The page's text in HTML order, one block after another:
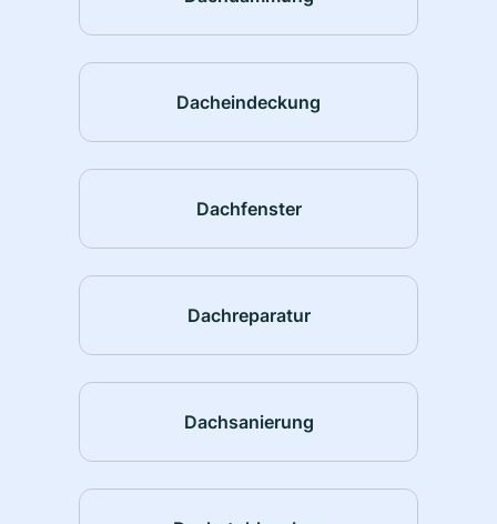
Dacheindeckung
Dachfenster
Dachreparatur
Dachsanierung